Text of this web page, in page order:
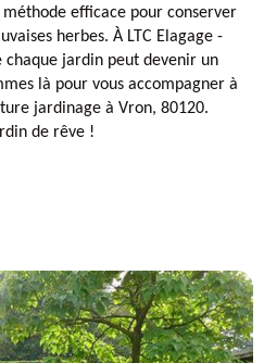
efficace pour conserver
herbes. À LTC Elagage -
chaque jardin peut devenir un
là pour vous accompagner à
jardinage à Vron, 80120.
de rêve !